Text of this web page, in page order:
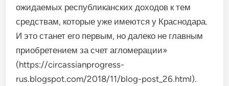
ожидаемых республиканских доходов к тем
средствам, которые уже имеются у Краснодара.
И это станет его первым, но далеко не главным
приобретением за счет агломерации»
(https://circassianprogress-
rus.blogspot.com/2018/11/blog-post_26.html).